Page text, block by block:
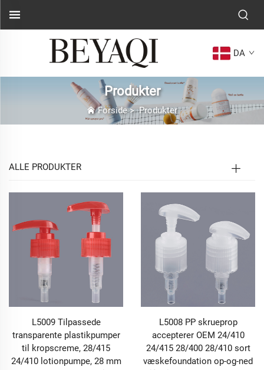
DA
Produkter
Forside>Produkter
ALLE PRODUKTER
L5009 Tilpassede
transparente plastikpumper
til kropscreme, 28/415
24/410 lotionpumpe, 28 mm
L5008 PP skrueprop
accepterer OEM 24/410
24/415 28/400 28/410 sort
væskefoundation op-og-ned